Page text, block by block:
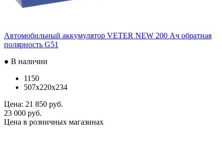
Автомобильный аккумулятор VETER NEW 200 Ач обратная
полярность G51
● В наличии
1150
507x220x234
Цена: 21 850 руб.
23 000 руб.
Цена в розничных магазинах